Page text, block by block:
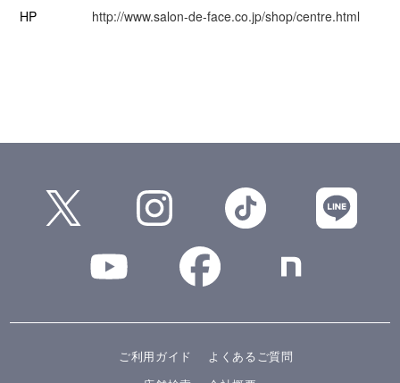
HP
http://www.salon-de-face.co.jp/shop/centre.html
ご利用ガイド
よくあるご質問